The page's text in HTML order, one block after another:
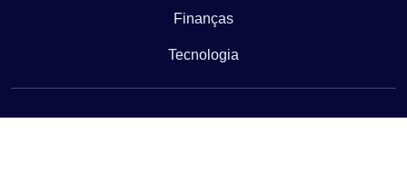
Finanças
Tecnologia